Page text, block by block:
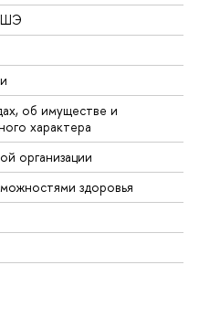
об имуществе и
характера
организации
здоровья